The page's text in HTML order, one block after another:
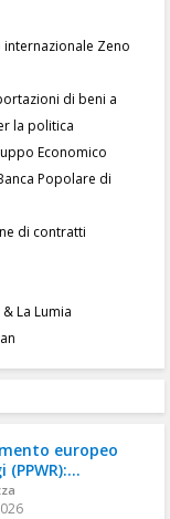
internazionale Zeno
di beni a
la politica
Economico
Popolare di
di contratti
La Lumia
europeo